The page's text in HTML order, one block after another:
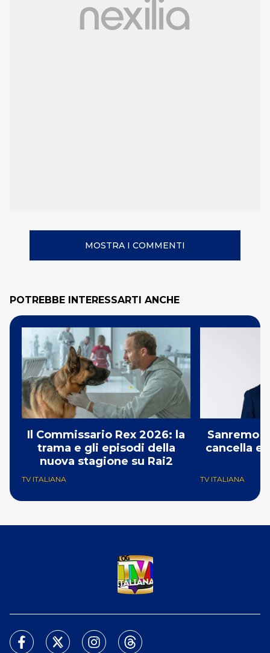
MOSTRA I COMMENTI
POTREBBE INTERESSARTI ANCHE
Il Commissario Rex 2026: la
trama e gli episodi della
nuova stagione su Rai2
TV ITALIANA
Sanremo
cancella e
TV ITALIANA